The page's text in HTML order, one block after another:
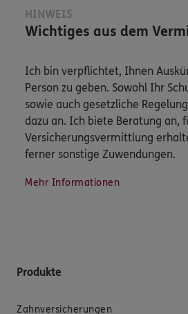
HINWEIS
Wichtiges aus dem
Ich bin verpflichtet, Ihnen
Person zu geben. Sowohl Ihr
sowie auch gesetzliche
dazu an. Ich biete Beratung an,
Versicherungsvermittlung
ferner sonstige Zuwendungen.
Mehr Informationen
Produkte
Zahnversicherungen